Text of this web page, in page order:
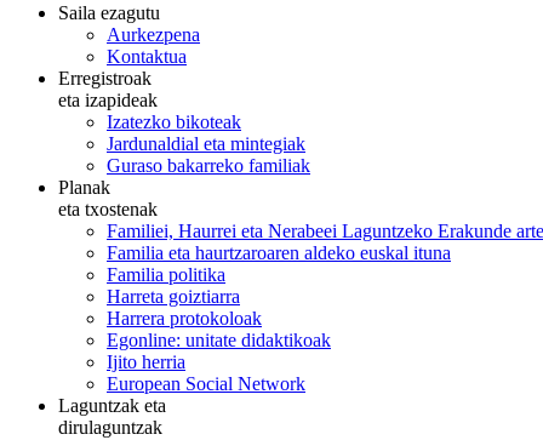
Saila ezagutu
Aurkezpena
Kontaktua
Erregistroak
eta izapideak
Izatezko bikoteak
Jardunaldial eta mintegiak
Guraso bakarreko familiak
Planak
eta txostenak
Familiei, Haurrei eta Nerabeei Laguntzeko Erakunde
Familia eta haurtzaroaren aldeko euskal ituna
Familia politika
Harreta goiztiarra
Harrera protokoloak
Egonline: unitate didaktikoak
Ijito herria
European Social Network
Laguntzak eta
dirulaguntzak